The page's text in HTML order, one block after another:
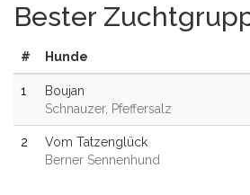
Bester
# Hunde
1
Boujan
Schnauzer, Pfeffersalz
2
Vom Tatzenglück
Berner Sennenhund